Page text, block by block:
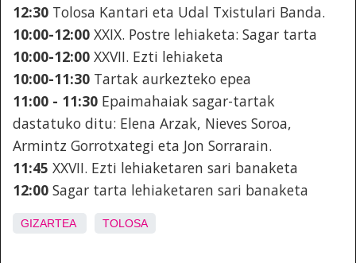
12:30 Tolosa Kantari eta Udal Txistulari Banda.
10:00-12:00 XXIX. Postre lehiaketa: Sagar tarta
10:00-12:00 XXVII. Ezti lehiaketa
10:00-11:30 Tartak aurkezteko epea
11:00 - 11:30 Epaimahaiak sagar-tartak
dastatuko ditu: Elena Arzak, Nieves Soroa,
Armintz Gorrotxategi eta Jon Sorrarain.
11:45 XXVII. Ezti lehiaketaren sari banaketa
12:00 Sagar tarta lehiaketaren sari banaketa
GIZARTEA TOLOSA